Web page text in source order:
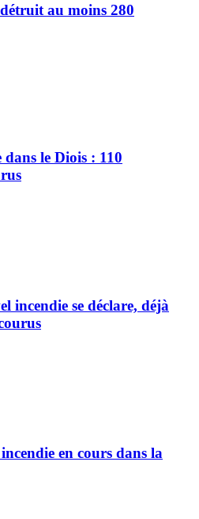
au moins 280
le Diois : 110
incendie se déclare, déjà
en cours dans la